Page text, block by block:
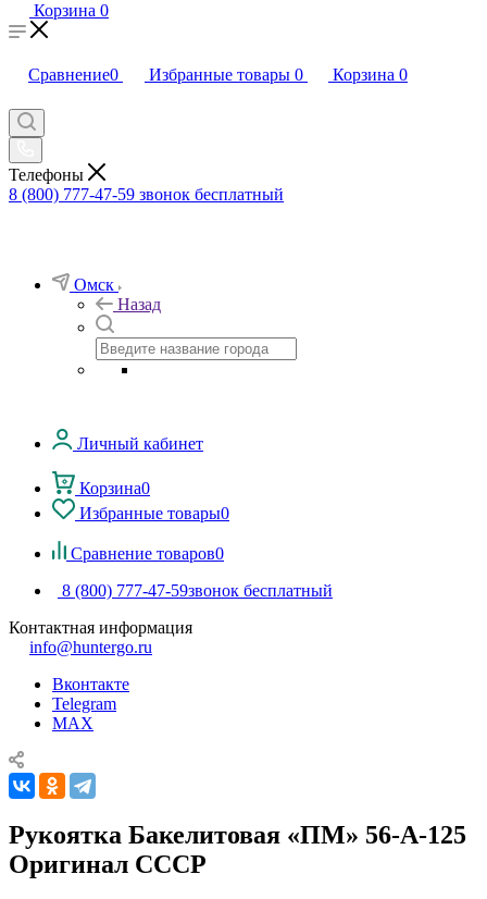
Корзина 0
Сравнение0 Избранные товары 0 Корзина 0
Телефоны
8 (800) 777-47-59 звонок бесплатный
Омск
Назад
Личный кабинет
Корзина0
Избранные товары0
Сравнение товаров0
8 (800) 777-47-59звонок бесплатный
Контактная информация
info@huntergo.ru
Вконтакте
Telegram
MAX
Рукоятка Бакелитовая «ПМ» 56-А-125
Оригинал СССР